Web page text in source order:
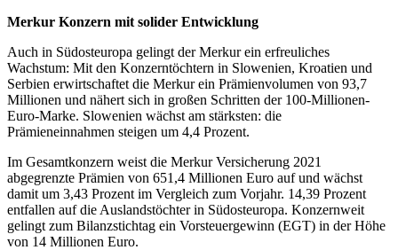
Merkur Konzern mit solider Entwicklung
Auch in Südosteuropa gelingt der Merkur ein erfreuliches
Wachstum: Mit den Konzerntöchtern in Slowenien, Kroatien und
Serbien erwirtschaftet die Merkur ein Prämienvolumen von 93,7
Millionen und nähert sich in großen Schritten der 100-Millionen-
Euro-Marke. Slowenien wächst am stärksten: die
Prämieneinnahmen steigen um 4,4 Prozent.
Im Gesamtkonzern weist die Merkur Versicherung 2021
abgegrenzte Prämien von 651,4 Millionen Euro auf und wächst
damit um 3,43 Prozent im Vergleich zum Vorjahr. 14,39 Prozent
entfallen auf die Auslandstöchter in Südosteuropa. Konzernweit
gelingt zum Bilanzstichtag ein Vorsteuergewinn (EGT) in der Höhe
von 14 Millionen Euro.